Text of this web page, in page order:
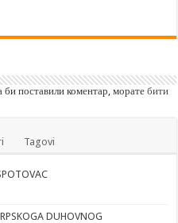
би поставили коментар, моратебити
Tagovi
DUHOVNOG